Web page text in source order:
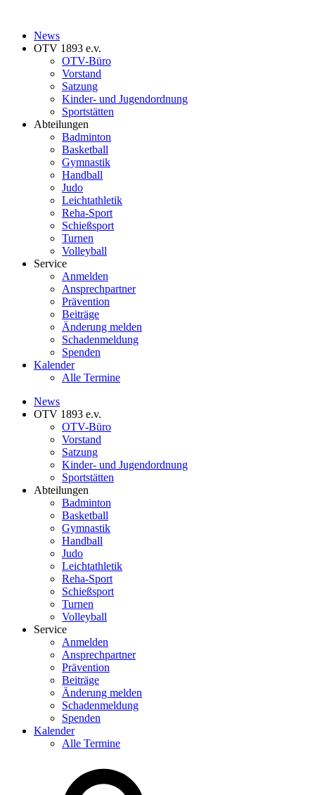
News
OTV 1893 e.v.
OTV-Büro
Vorstand
Satzung
Kinder- und Jugendordnung
Sportstätten
Abteilungen
Badminton
Basketball
Gymnastik
Handball
Judo
Leichtathletik
Reha-Sport
Schießsport
Turnen
Volleyball
Service
Anmelden
Ansprechpartner
Prävention
Beiträge
Änderung melden
Schadenmeldung
Spenden
Kalender
Alle Termine
News
OTV 1893 e.v.
OTV-Büro
Vorstand
Satzung
Kinder- und Jugendordnung
Sportstätten
Abteilungen
Badminton
Basketball
Gymnastik
Handball
Judo
Leichtathletik
Reha-Sport
Schießsport
Turnen
Volleyball
Service
Anmelden
Ansprechpartner
Prävention
Beiträge
Änderung melden
Schadenmeldung
Spenden
Kalender
Alle Termine